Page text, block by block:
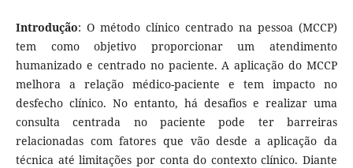
Introdução: O método clínico centrado na pessoa (MCCP)
tem como objetivo proporcionar um atendimento
humanizado e centrado no paciente. A aplicação do MCCP
melhora a relação médico-paciente e tem impacto no
desfecho clínico. No entanto, há desafios e realizar uma
consulta centrada no paciente pode ter barreiras
relacionadas com fatores que vão desde a aplicação da
técnica até limitações por conta do contexto clínico. Diante